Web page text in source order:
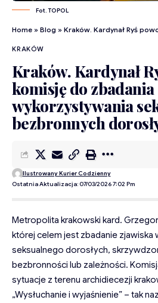
Fot. TOPOL
Home » Blog » Kraków. Kardynał Ryś powołał komisję do zbadania
KRAKÓW
Kraków. Kardynał
komisję do zbadania
wykorzystywania
bezbronnych
Ostatnia Aktualizacja: 07/03/2026 7:02 Pm
Ilustrowany Kurier Codzienny
Metropolita krakowski kard.
której celem jest zbadanie zjawiska
seksualnego dorosłych,
bezbronności lub zależności.
sytuacje z terenu archidiecezji
„Wysłuchanie i wyjaśnienie” – tak